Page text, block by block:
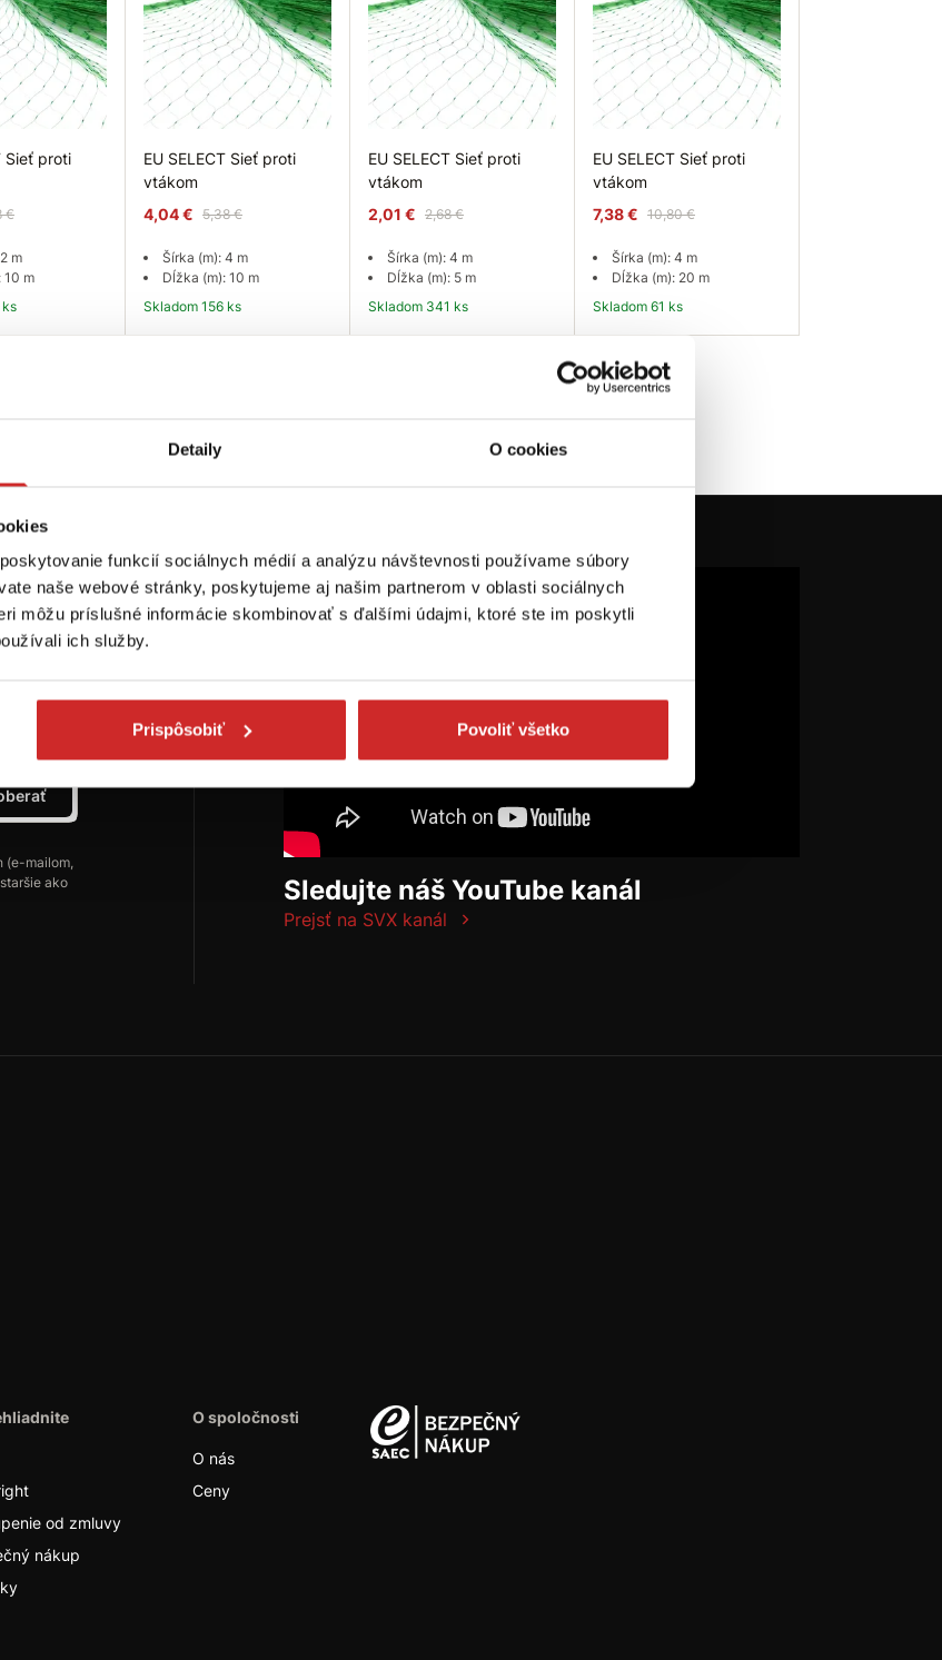
Detaily O cookies
funkcií sociálnych médií a analýzu návštevnosti používame súbory
naše webové stránky, poskytujeme aj našim partnerom v oblasti sociálnych
môžu príslušné informácie skombinovať s ďalšími údajmi, ktoré ste im poskytli
ich služby.
Prispôsobiť Povoliť všetko
Sieť proti
€
m
10 m
ks
EU SELECT Sieť proti
vtákom
4,04 € 5,38 €
Šírka (m): 4 m
Dĺžka (m): 10 m
Skladom 156 ks
EU SELECT Sieť proti
vtákom
2,01 € 2,68 €
Šírka (m): 4 m
Dĺžka (m): 5 m
Skladom 341 ks
EU SELECT Sieť proti
vtákom
7,38 € 10,80 €
Šírka (m): 4 m
Dĺžka (m): 20 m
Skladom 61 ks
Do košíka
sa
(e-mailom,
ako
Sledujte náš YouTube kanál
Prejsť na SVX kanál
od zmluvy
nákup
O spoločnosti
O nás
Ceny